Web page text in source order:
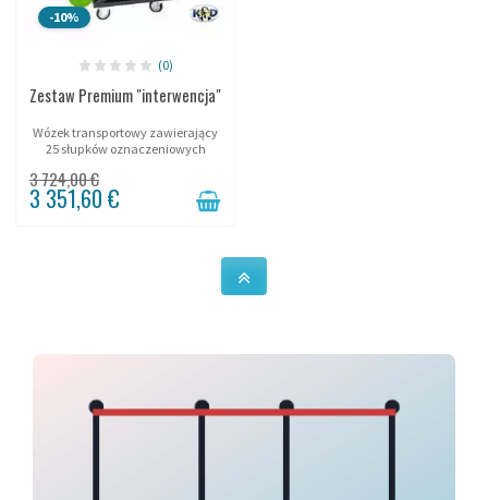
-10%
(0)
Zestaw Premium "interwencja"
Wózek transportowy zawierający
25 słupków oznaczeniowych
3 724,00 €
3 351,60 €